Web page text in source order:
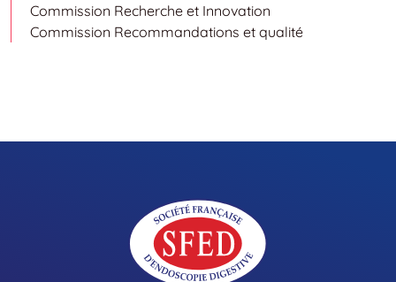
Commission Recherche et Innovation
Commission Recommandations et qualité